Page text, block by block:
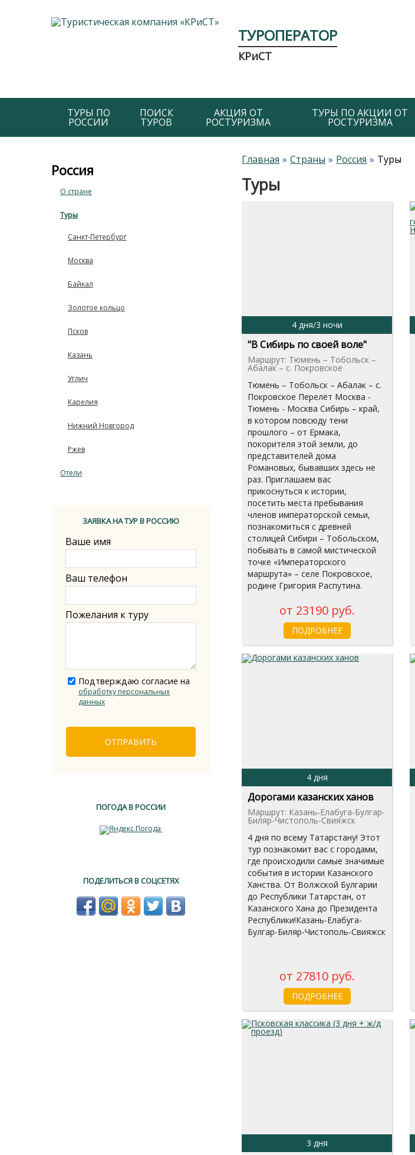
ТУРОПЕРАТОР
КРиСТ
ТУРЫ ПО
РОССИИ
ПОИСК
ТУРОВ
АКЦИЯ ОТ
РОСТУРИЗМА
ТУРЫ ПО АКЦИИ ОТ
РОСТУРИЗМА
Главная Страны Россия Туры
Туры
4 дня/3 ночи
"В Сибирь по своей воле"
Маршрут: Тюмень – Тобольск –
Абалак – с. Покровское
Тюмень – Тобольск – Абалак – с.
Покровское Перелёт Москва -
Тюмень - Москва Сибирь – край,
в котором повсюду тени
прошлого – от Ермака,
покорителя этой земли, до
представителей дома
Романовых, бывавших здесь не
раз. Приглашаем вас
прикоснуться к истории,
посетить места пребывания
членов императорской семьи,
познакомиться с древней
столицей Сибири – Тобольском,
побывать в самой мистической
точке «Императорского
маршрута» – селе Покровское,
родине Григория Распутина.
от 23190 руб.
ПОДРОБНЕЕ
4 дня
Дорогами казанских ханов
Маршрут: Казань-Елабуга-Булгар-
Биляр-Чистополь-Свияжск
4 дня по всему Татарстану! Этот
тур познакомит вас с городами,
где происходили самые значимые
события в истории Казанского
Ханства. От Волжской Булгарии
до Республики Татарстан, от
Казанского Хана до Президента
Республики!Казань-Елабуга-
Булгар-Биляр-Чистополь-Свияжск
от 27810 руб.
ПОДРОБНЕЕ
3 дня
Россия
О стране
Туры
Санкт-Петербург
Москва
Байкал
Золотое кольцо
Псков
Казань
Углич
Карелия
Нижний Новгород
Ржев
Отели
ЗАЯВКА НА ТУР В РОССИЮ
Ваше имя
Ваш телефон
Пожелания к туру
Подтверждаю согласие на
обработку персональных
данных
ОТПРАВИТЬ
ПОГОДА В РОССИИ
ПОДЕЛИТЬСЯ В СОЦСЕТЯХ